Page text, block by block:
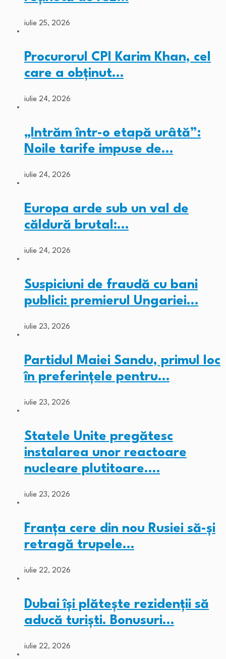
iulie 25, 2026
Procurorul CPI Karim Khan, cel
care a obținut…
iulie 24, 2026
„Intrăm într-o etapă urâtă”:
Noile tarife impuse de…
iulie 24, 2026
Europa arde sub un val de
căldură brutal:…
iulie 24, 2026
Suspiciuni de fraudă cu bani
publici: premierul Ungariei…
iulie 23, 2026
Partidul Maiei Sandu, primul loc
în preferințele pentru…
iulie 23, 2026
Statele Unite pregătesc
instalarea unor reactoare
nucleare plutitoare.…
iulie 23, 2026
Franța cere din nou Rusiei să-și
retragă trupele…
iulie 22, 2026
Dubai își plătește rezidenții să
aducă turiști. Bonusuri…
iulie 22, 2026